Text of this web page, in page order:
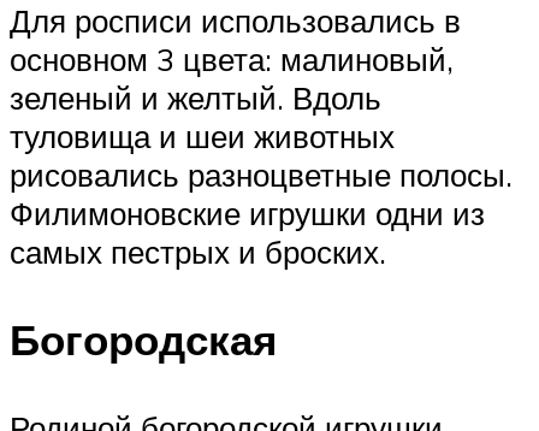
Для росписи использовались в
основном 3 цвета: малиновый,
зеленый и желтый. Вдоль
туловища и шеи животных
рисовались разноцветные полосы.
Филимоновские игрушки одни из
самых пестрых и броских.
Богородская